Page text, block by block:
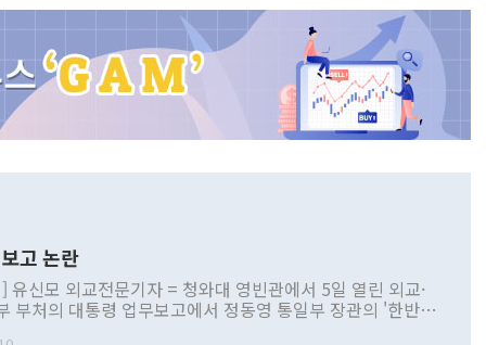
고 논란
유신모 외교전문기자 = 청와대 영빈관에서 5일 열린 외교·
부처의 대통령 업무보고에서 정동영 통일부 장관의 '한반도